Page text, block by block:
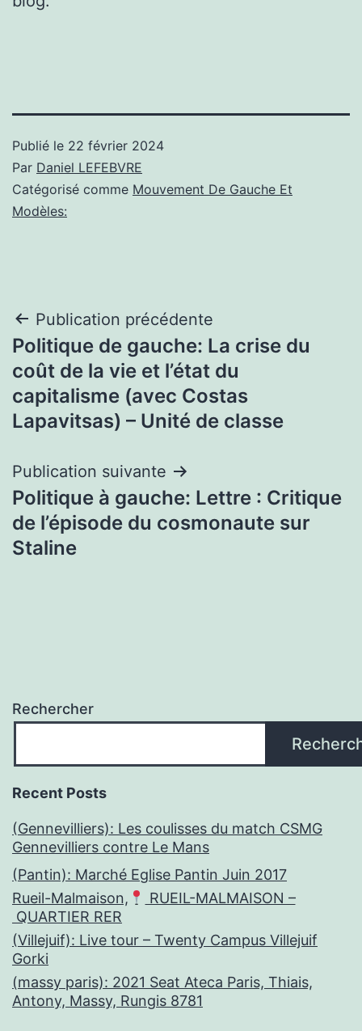
Publié le 22 février 2024
Par Daniel LEFEBVRE
Catégorisé comme Mouvement De Gauche Et
Modèles:
Navigation
de
l’article
Publication précédente
Politique de gauche: La crise du
coût de la vie et l’état du
capitalisme (avec Costas
Lapavitsas) – Unité de classe
Publication suivante
Politique à gauche: Lettre : Critique
de l’épisode du cosmonaute sur
Staline
Rechercher
Recent Posts
(Gennevilliers): Les coulisses du match CSMG
Gennevilliers contre Le Mans
(Pantin): Marché Eglise Pantin Juin 2017
Rueil-Malmaison,
RUEIL-MALMAISON –
QUARTIER RER
(Villejuif): Live tour – Twenty Campus Villejuif
Gorki
(massy paris): 2021 Seat Ateca Paris, Thiais,
Antony, Massy, Rungis 8781